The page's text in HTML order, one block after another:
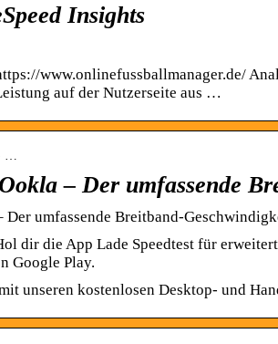
Insights
www.onlinefussballmanager.de/
auf der Nutzerseite aus …
…
– Der umfassende
Der umfassende Breitband-
dir die App Lade Speedtest für
Google Play.
unseren kostenlosen Desktop- und